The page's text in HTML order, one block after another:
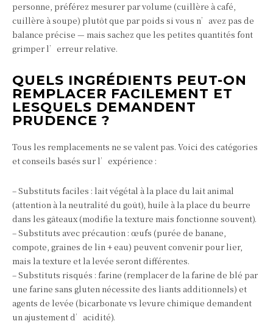
personne, préférez mesurer par volume (cuillère à café,
cuillère à soupe) plutôt que par poids si vous n’avez pas de
balance précise — mais sachez que les petites quantités font
grimper l’erreur relative.
QUELS INGRÉDIENTS PEUT-ON
REMPLACER FACILEMENT ET
LESQUELS DEMANDENT
PRUDENCE ?
Tous les remplacements ne se valent pas. Voici des catégories
et conseils basés sur l’expérience :
– Substituts faciles : lait végétal à la place du lait animal
(attention à la neutralité du goût), huile à la place du beurre
dans les gâteaux (modifie la texture mais fonctionne souvent).
– Substituts avec précaution : œufs (purée de banane,
compote, graines de lin + eau) peuvent convenir pour lier,
mais la texture et la levée seront différentes.
– Substituts risqués : farine (remplacer de la farine de blé par
une farine sans gluten nécessite des liants additionnels) et
agents de levée (bicarbonate vs levure chimique demandent
un ajustement d’acidité).